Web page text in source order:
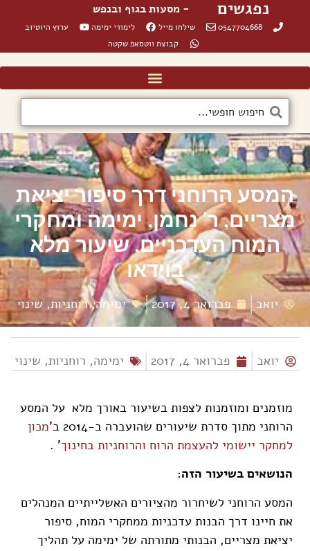
נפגשים - מסעות בגוף ובנפש
0547704668 שילחו מייל לימודי ימימה
ערוץ היוטיוב
קבוצת ווטסאפ שקטה
המסע הרוחני דרך סיפור יציאת
מצריים, ר' נחמן, ימימה ומחקרי
המוח העדכניים. שיעור מלא
בוידאו
יואב פברואר 4, 2017 ימימה,רוחניות, שינוי
יואב פברואר 4, 2017 ימימה, רוחניות, שינוי
מוזמנים ומוזמנות לצפות בשיעור באורך מלא על המסע
הרוחני מתוך סדרת שיעורים שהועברה ב-2014 ב'
מכון
למחקר יישומי להעצמת הרוח והרוחניות בחינוך' .
הנושאים בשיעור הזה:
המסע הרוחני לשיחרור מהציורים האשלייתיים המנהלים
את חיינו דרך הבנות עדכניות ממחקרי המוח, סיפור
יציאת מצריים, הבנותי מתורתה של ימימה על תהליך